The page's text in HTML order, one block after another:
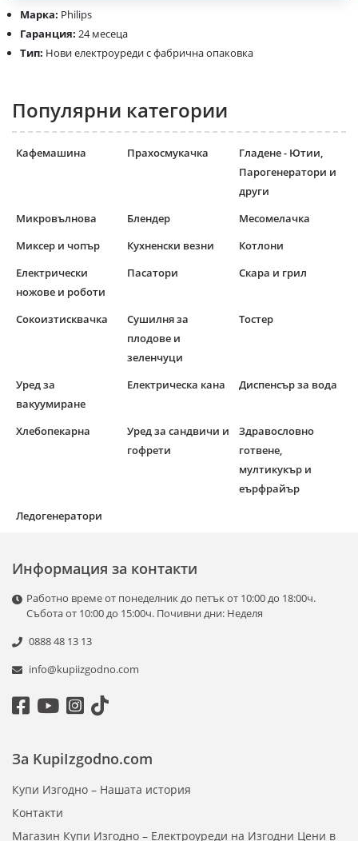
Марка: Philips
Гаранция: 24 месеца
Тип: Нови електроуреди с фабрична опаковка
Популярни категории
Кафемашина Прахосмукачка
Гладене - Ютии,
Парогенератори и
други
Микровълнова
Блендер
Месомелачка
Миксер и чопър
Кухненски везни
Котлони
Електрически
ножове и роботи
Пасатори Скара и грил
Сокоизтисквачка
Сушилня за
плодове и
зеленчуци
Тостер
Уред за
вакуумиране
Електрическа кана Диспенсър за вода
Хлебопекарна
Уред за сандвичи и
гофрети
Здравословно
готвене,
мултикукър и
еърфрайър
Ледогенератори
Информация за контакти
Работно време от понеделник до петък от 10:00 до 18:00ч.
Събота от 10:00 до 15:00ч. Почивни дни: Неделя
0888 48 13 13
info@kupiizgodno.com
За KupiIzgodno.com
Купи Изгодно – Нашата история
Контакти
Магазин Купи Изгодно – Електроуреди на Изгодни Цени в